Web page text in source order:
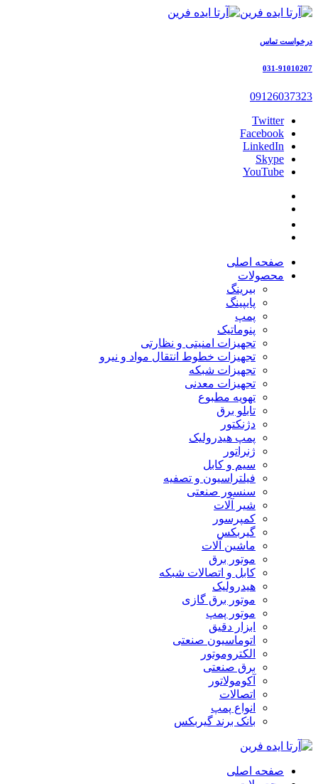
درخواست تماس
031-91010207
09126037323
Twitter
Facebook
LinkedIn
Skype
YouTube
صفحه اصلی
محصولات
بیرینگ
پایپینگ
پمپ
پنوماتیک
تجهیزات امنیتی و نظارتی
تجهیزات خطوط انتقال مواد و نیرو
تجهیزات شبکه
تجهیزات معدنی
تهویه مطبوع
تابلو برق
دژنکتور
پمپ هیدرولیک
ژنراتور
سیم و کابل
فیلتراسیون و تصفیه
سنسور صنعتی
شیر آلات
کمپرسور
گیربکس
ماشین آلات
موتور برق
کابل و اتصالات شبکه
هیدرولیک
موتور برق گازی
موتور پمپ
ابزار دقیق
اتوماسیون صنعتی
الکتروموتور
برق صنعتی
آکومولاتور
اتصالات
انواع پمپ
بانک برند گیربکس
صفحه اصلی